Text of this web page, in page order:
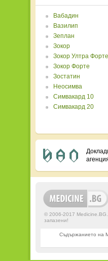
Вабадин
Вазилип
Зеплан
Зокор
Зокор Ултра Форте
Зокор Форте
Зостатин
Неосимва
Симвакард 10
Симвакард 20
© 2006-2017 Medicine.BG.
запазени!
Съдържанието на